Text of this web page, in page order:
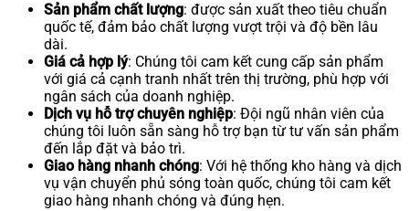
Sản phẩm chất lượng: được sản xuất theo tiêu chuẩn
quốc tế, đảm bảo chất lượng vượt trội và độ bền lâu
dài.
Giá cả hợp lý: Chúng tôi cam kết cung cấp sản phẩm
với giá cả cạnh tranh nhất trên thị trường, phù hợp với
ngân sách của doanh nghiệp.
Dịch vụ hỗ trợ chuyên nghiệp: Đội ngũ nhân viên của
chúng tôi luôn sẵn sàng hỗ trợ bạn từ tư vấn sản phẩm
đến lắp đặt và bảo trì.
Giao hàng nhanh chóng: Với hệ thống kho hàng và dịch
vụ vận chuyển phủ sóng toàn quốc, chúng tôi cam kết
giao hàng nhanh chóng và đúng hẹn.